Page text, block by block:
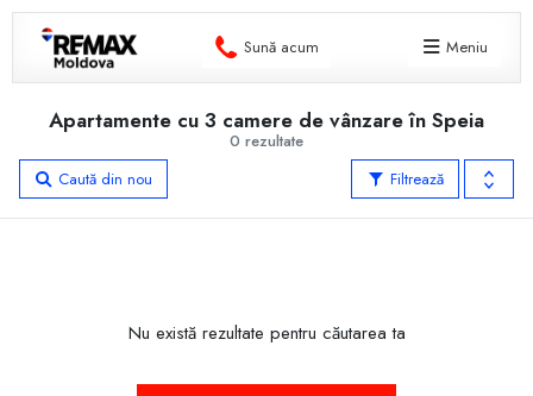
Sună acum Meniu
0 rezultate
Apartamente cu 3 camere de vânzare în Speia
Filtrează
Caută din nou
Nu există rezultate pentru căutarea ta